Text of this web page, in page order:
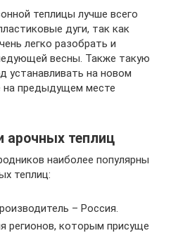
теплицы лучше всего
дуги, так как
легко разобрать и
весны. Также такую
устанавливать на новом
на предыдущем месте
арочных теплиц
наиболее популярны
теплиц:
– Россия.
регионов, которым присуще